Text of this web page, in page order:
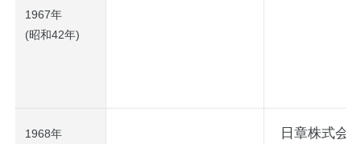
1967年
(昭和42年)
1968年 日章株式会